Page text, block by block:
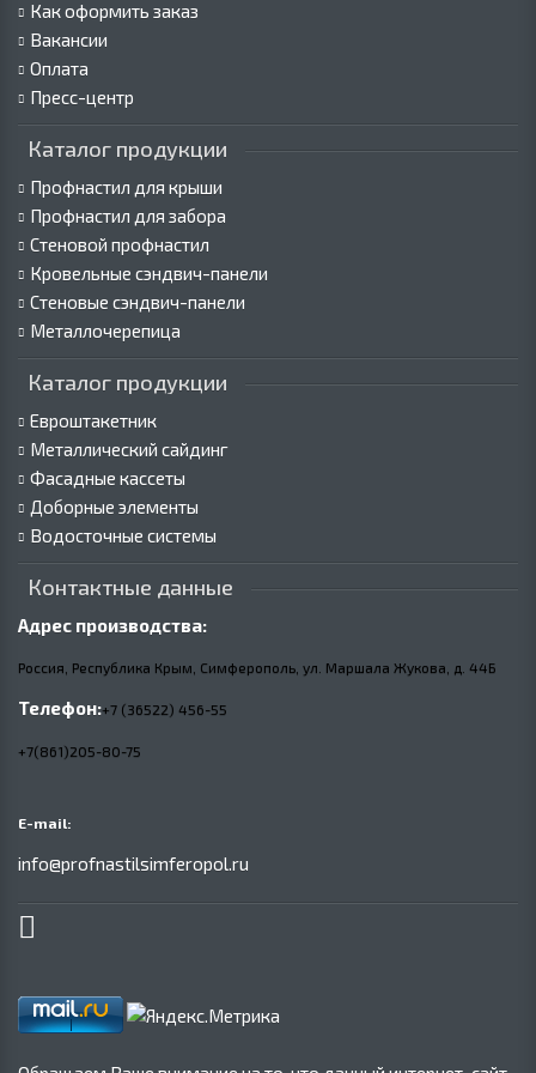
Как оформить заказ
Вакансии
Оплата
Пресс-центр
Каталог продукции
Профнастил для крыши
Профнастил для забора
Стеновой профнастил
Кровельные сэндвич-панели
Стеновые сэндвич-панели
Металлочерепица
Каталог продукции
Евроштакетник
Металлический сайдинг
Фасадные кассеты
Доборные элементы
Водосточные системы
Контактные данные
Адрес производства:
Россия, Республика Крым, Симферополь, ул. Маршала Жукова, д. 44Б
Телефон:+7 (36522) 456-55
+7(861)205-80-75
E-mail:
info@profnastilsimferopol.ru